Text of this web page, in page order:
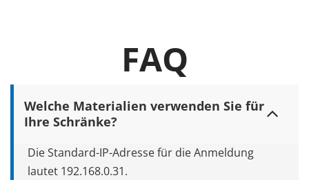
FAQ
Welche Materialien verwenden Sie für
Ihre Schränke?
Die Standard-IP-Adresse für die Anmeldung
lautet 192.168.0.31.